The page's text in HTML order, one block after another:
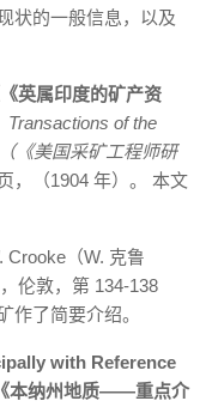
状的一般信息，以及
英属印度的矿产资
Transactions of the
《美国采矿工程师研
，（1904 年）。 本文
Crooke（W. 克鲁
伦敦，第 134-138
作了简要介绍。
with Reference
本纳州地质——重点介